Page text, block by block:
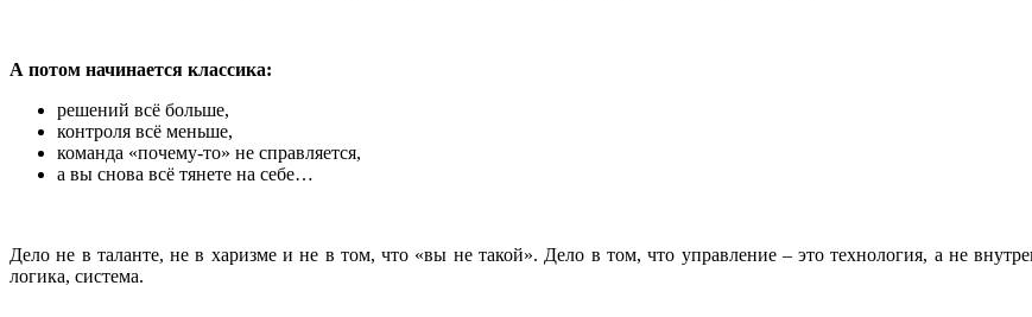
А потом начинается классика:
решений всё больше,
контроля всё меньше,
команда «почему-то» не справляется,
а вы снова всё тянете на себе…
Дело не в таланте, не в харизме и не в том, что «вы не такой». Дело в том, что управление – это технология, а не
логика, система.